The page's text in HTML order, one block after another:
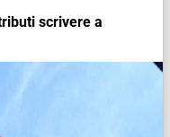
scrivere a